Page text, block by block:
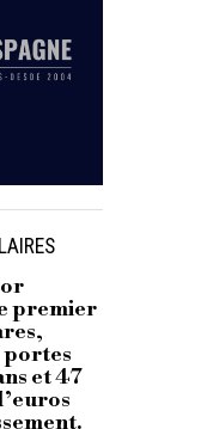
premier
portes
et 47